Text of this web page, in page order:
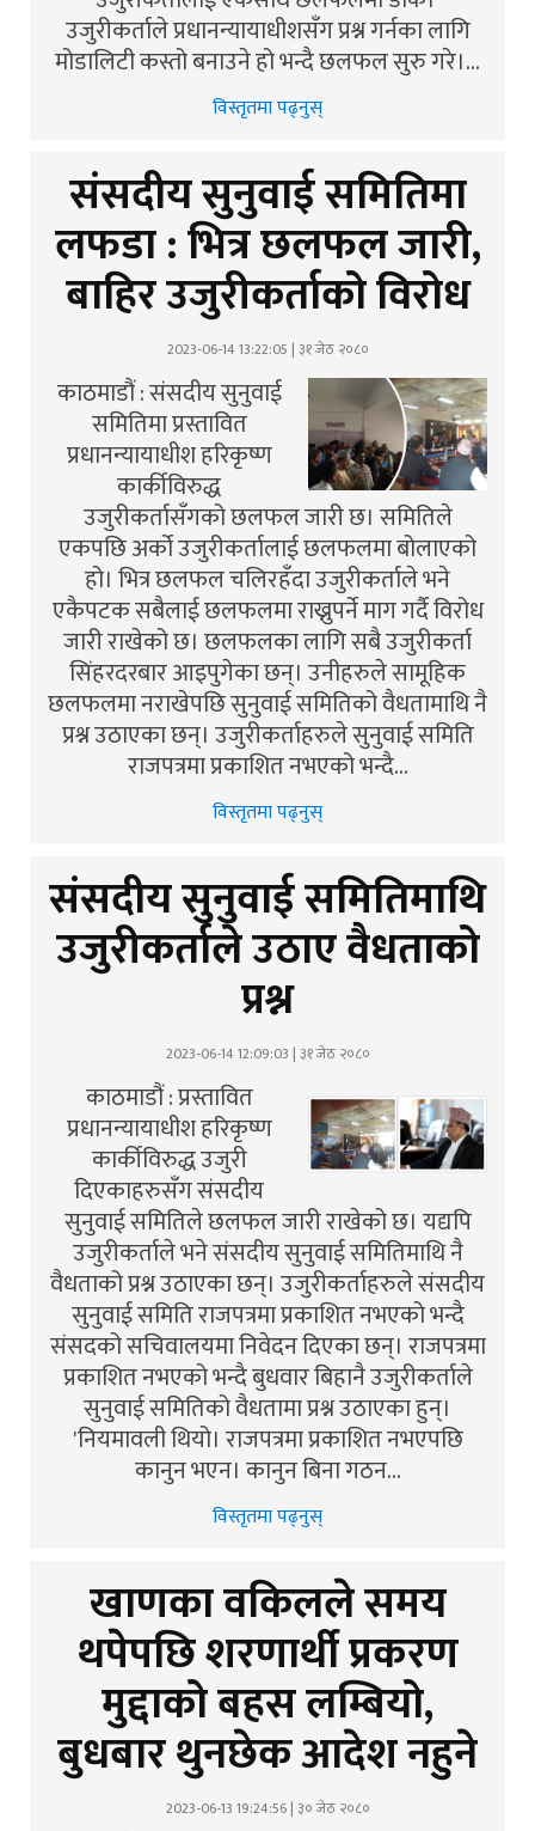
उजुरीकर्ताले प्रधानन्यायाधीशसँग प्रश्न गर्नका लागि
मोडालिटी कस्तो बनाउने हो भन्दै छलफल सुरु गरे।…
विस्तृतमा पढ्नुस्
संसदीय सुनुवाई समितिमा
लफडा : भित्र छलफल जारी,
बाहिर उजुरीकर्ताको विरोध
2023-06-14 13:22:05 | ३१ जेठ २०८०
काठमाडौं : संसदीय सुनुवाई
समितिमा प्रस्तावित
प्रधानन्यायाधीश हरिकृष्ण
कार्कीविरुद्ध
उजुरीकर्तासँगको छलफल जारी छ। समितिले
एकपछि अर्को उजुरीकर्तालाई छलफलमा बोलाएको
हो। भित्र छलफल चलिरहँदा उजुरीकर्ताले भने
एकैपटक सबैलाई छलफलमा राख्नुपर्ने माग गर्दै विरोध
जारी राखेको छ। छलफलका लागि सबै उजुरीकर्ता
सिंहरदरबार आइपुगेका छन्। उनीहरुले सामूहिक
छलफलमा नराखेपछि सुनुवाई समितिको वैधतामाथि नै
प्रश्न उठाएका छन्। उजुरीकर्ताहरुले सुनुवाई समिति
राजपत्रमा प्रकाशित नभएको भन्दै…
विस्तृतमा पढ्नुस्
संसदीय सुनुवाई समितिमाथि
उजुरीकर्ताले उठाए वैधताको
प्रश्न
2023-06-14 12:09:03 | ३१ जेठ २०८०
काठमाडौं : प्रस्तावित
प्रधानन्यायाधीश हरिकृष्ण
कार्कीविरुद्ध उजुरी
दिएकाहरुसँग संसदीय
सुनुवाई समितिले छलफल जारी राखेको छ। यद्यपि
उजुरीकर्ताले भने संसदीय सुनुवाई समितिमाथि नै
वैधताको प्रश्न उठाएका छन्। उजुरीकर्ताहरुले संसदीय
सुनुवाई समिति राजपत्रमा प्रकाशित नभएको भन्दै
संसदको सचिवालयमा निवेदन दिएका छन्। राजपत्रमा
प्रकाशित नभएको भन्दै बुधवार बिहानै उजुरीकर्ताले
सुनुवाई समितिको वैधतामा प्रश्न उठाएका हुन्।
'नियमावली थियो। राजपत्रमा प्रकाशित नभएपछि
कानुन भएन। कानुन बिना गठन…
विस्तृतमा पढ्नुस्
खाणका वकिलले समय
थपेपछि शरणार्थी प्रकरण
मुद्दाको बहस लम्बियो,
बुधबार थुनछेक आदेश नहुने
2023-06-13 19:24:56 | ३० जेठ २०८०